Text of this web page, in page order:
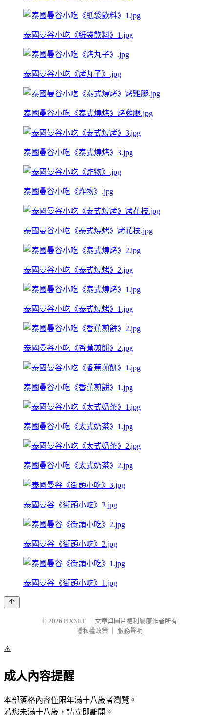
泰國曼谷小吃《紙袋飲料》1.jpg
泰國曼谷小吃《烤丸子》.jpg
泰國曼谷小吃《泰式燒烤》烤雞腿.jpg
泰國曼谷小吃《泰式燒烤》3.jpg
泰國曼谷小吃《炸物》.jpg
泰國曼谷小吃《泰式燒烤》烤花枝.jpg
泰國曼谷小吃《泰式燒烤》2.jpg
泰國曼谷小吃《泰式燒烤》1.jpg
泰國曼谷小吃《香蕉煎餅》2.jpg
泰國曼谷小吃《香蕉煎餅》1.jpg
泰國曼谷小吃《太式奶茶》1.jpg
泰國曼谷小吃《太式奶茶》2.jpg
泰國曼谷《街頭小吃》3.jpg
泰國曼谷《街頭小吃》2.jpg
泰國曼谷《街頭小吃》1.jpg
© 2026 PIXNET
文章與圖片權利屬原作者所有
隱私權政策
服務聲明
⚠️
成人內容提醒
本部落格內容僅限年滿十八歲者瀏覽。
若您未滿十八歲，請立即離開。